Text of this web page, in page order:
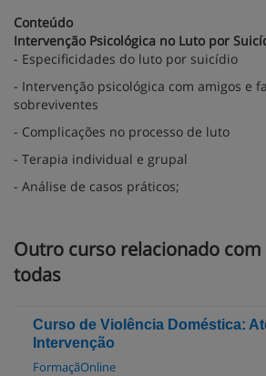
Conteúdo
Intervenção Psicológica no Luto por
- Especificidades do luto por suicídio
- Intervenção psicológica com amigos e
sobreviventes
- Complicações no processo de luto
- Terapia individual e grupal
- Análise de casos práticos;
Outro curso relacionado com
todas
Curso de Violência Doméstica:
Intervenção
FormaçãOnline